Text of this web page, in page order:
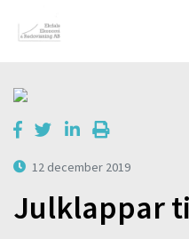
12 december 2019
Julklappar